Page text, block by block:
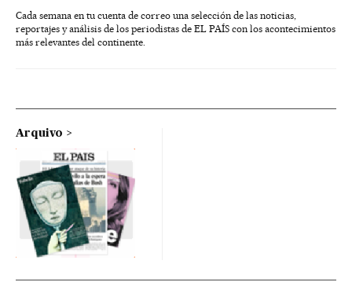
Cada semana en tu cuenta de correo una selección de las noticias,
reportajes y análisis de los periodistas de EL PAÍS con los acontecimientos
más relevantes del continente.
Arquivo